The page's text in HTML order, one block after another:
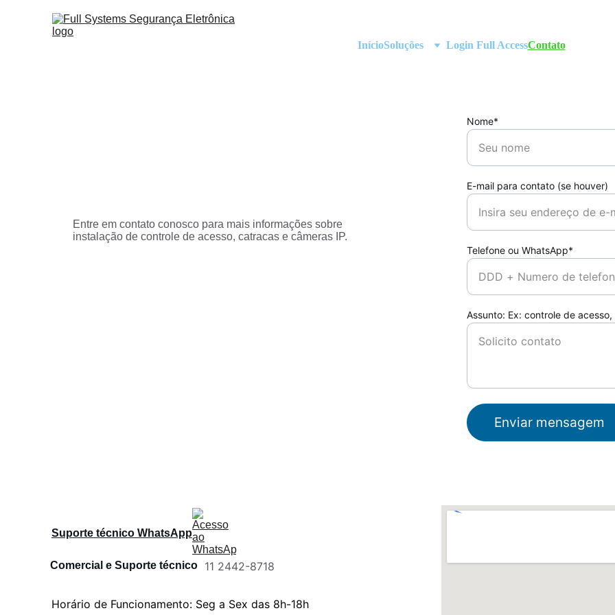
InícioSoluções Login Full AccessContato
Nome*
E-mail para contato (se houver)
Telefone ou WhatsApp*
Assunto: Ex: controle de
Enviar mensagem
Entre em contato conosco para mais informações sobre
instalação de controle de acesso, catracas e câmeras IP.
Horário de Funcionamento: Seg a Sex das 8h-18h
Comercial e Suporte técnico
Suporte técnico WhatsApp
11 2442-8718